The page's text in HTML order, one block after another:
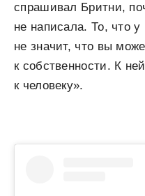
спрашивал Бритни,
не написала. То, что у
не значит, что вы
к собственности. К
к человеку».